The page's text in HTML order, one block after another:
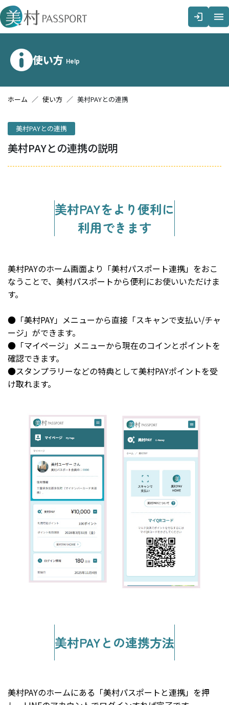
メインコンテンツへスキップする
使い方 Help
ホーム 使い方 美村PAYとの連携
美村PAYとの連携
美村PAYとの連携の説明
美村PAYをより便利に
利用できます
美村PAYのホーム画面より「美村パスポート連携」をおこ
なうことで、美村パスポートから便利にお使いいただけま
す。
●「美村PAY」メニューから直接「スキャンで支払い/チャ
ージ」ができます。
●「マイページ」メニューから現在のコインとポイントを
確認できます。
●スタンプラリーなどの特典として美村PAYポイントを受
け取れます。
美村PAYとの連携方法
美村PAYのホームにある「美村パスポートと連携」を押